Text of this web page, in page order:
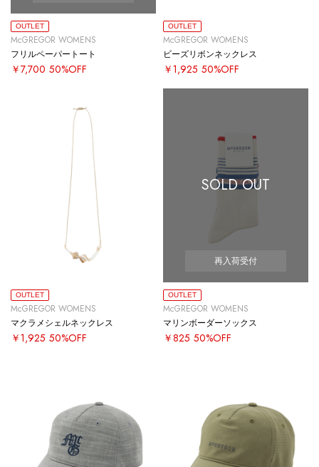
OUTLET
McGREGOR WOMENS
フリルペーパートート
￥7,700 50%OFF
OUTLET
McGREGOR WOMENS
ビーズリボンネックレス
￥1,925 50%OFF
OUTLET
McGREGOR WOMENS
マクラメシェルネックレス
￥1,925 50%OFF
SOLD OUT
再入荷受付
OUTLET
McGREGOR WOMENS
マリンボーダーソックス
￥825 50%OFF